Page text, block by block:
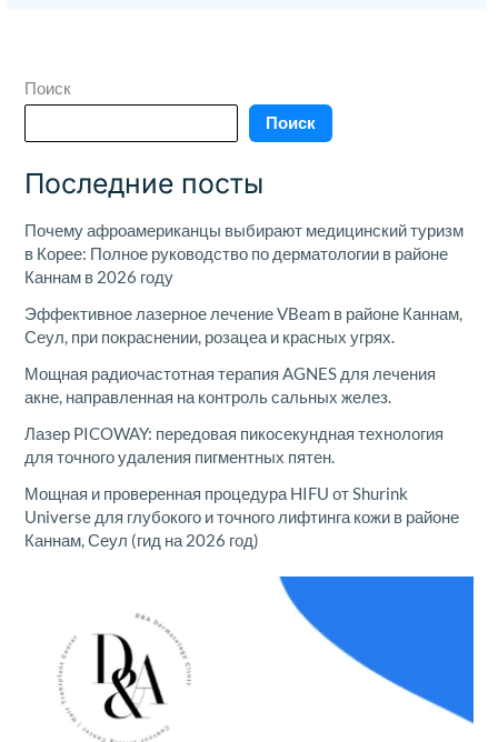
Поиск
Поиск
Последние посты
Почему афроамериканцы выбирают медицинский туризм
в Корее: Полное руководство по дерматологии в районе
Каннам в 2026 году
Эффективное лазерное лечение VBeam в районе Каннам,
Сеул, при покраснении, розацеа и красных угрях.
Мощная радиочастотная терапия AGNES для лечения
акне, направленная на контроль сальных желез.
Лазер PICOWAY: передовая пикосекундная технология
для точного удаления пигментных пятен.
Мощная и проверенная процедура HIFU от Shurink
Universe для глубокого и точного лифтинга кожи в районе
Каннам, Сеул (гид на 2026 год)